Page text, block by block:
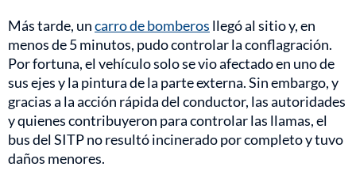
Más tarde, uncarro de bomberos llegó al sitio y, en
menos de 5 minutos, pudo controlar la conflagración.
Por fortuna, el vehículo solo se vio afectado en uno de
sus ejes y la pintura de la parte externa. Sin embargo, y
gracias a la acción rápida del conductor, las autoridades
y quienes contribuyeron para controlar las llamas, el
bus del SITP no resultó incinerado por completo y tuvo
daños menores.